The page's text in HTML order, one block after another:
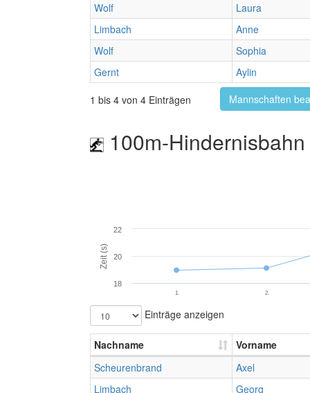
Wolf
Laura
Limbach
Anne
Wolf
Sophia
Gernt
Aylin
1 bis 4 von 4 Einträgen
Mannschaften
100m-
Zeit (s)
1. 2.
18
20
22
Einträge anzeigen
Nachname
Vorname
Scheurenbrand
Axel
Limbach
Georg